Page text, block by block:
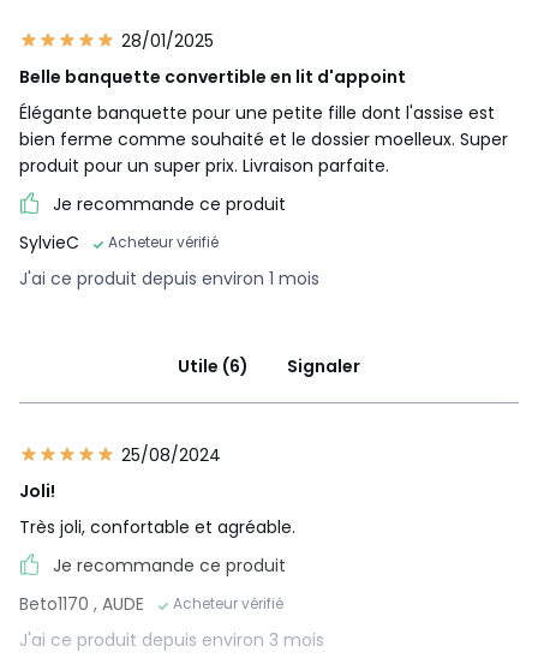
28/01/2025
Belle banquette convertible en lit d'appoint
Élégante banquette pour une petite fille dont l'assise est
bien ferme comme souhaité et le dossier moelleux. Super
produit pour un super prix. Livraison parfaite.
Je recommande ce produit
SylvieC
Acheteur vérifié
J'ai ce produit depuis environ 1 mois
Utile (6) Signaler
25/08/2024
Joli!
Très joli, confortable et agréable.
Je recommande ce produit
Beto1170 , AUDE Acheteur vérifié
J'ai ce produit depuis environ 3 mois